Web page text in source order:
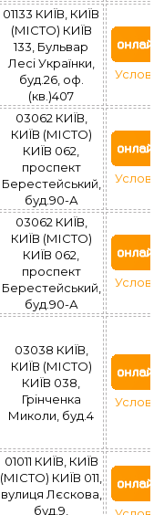
01133 КИЇВ, КИЇВ
(МІСТО) КИЇВ
133, Бульвар
Лесі Українки,
буд.26, оф.
(кв.)407
03062 КИЇВ,
КИЇВ (МІСТО)
КИЇВ 062,
проспект
Берестейський,
буд.90-А
03062 КИЇВ,
КИЇВ (МІСТО)
КИЇВ 062,
проспект
Берестейський,
буд.90-А
03038 КИЇВ,
КИЇВ (МІСТО)
КИЇВ 038,
Грінченка
Миколи, буд.4
01011 КИЇВ, КИЇВ
(МІСТО) КИЇВ 011,
вулиця Лєскова,
буд.9,